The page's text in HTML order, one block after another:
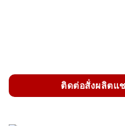
ติดต่อสั่งผลิตแ